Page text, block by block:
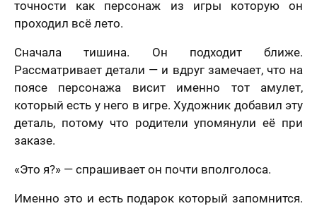
точности как персонаж из игры которую он
проходил всё лето.
Сначала тишина. Он подходит ближе.
Рассматривает детали — и вдруг замечает, что на
поясе персонажа висит именно тот амулет,
который есть у него в игре. Художник добавил эту
деталь, потому что родители упомянули её при
заказе.
«Это я?» — спрашивает он почти вполголоса.
Именно это и есть подарок который запомнится.